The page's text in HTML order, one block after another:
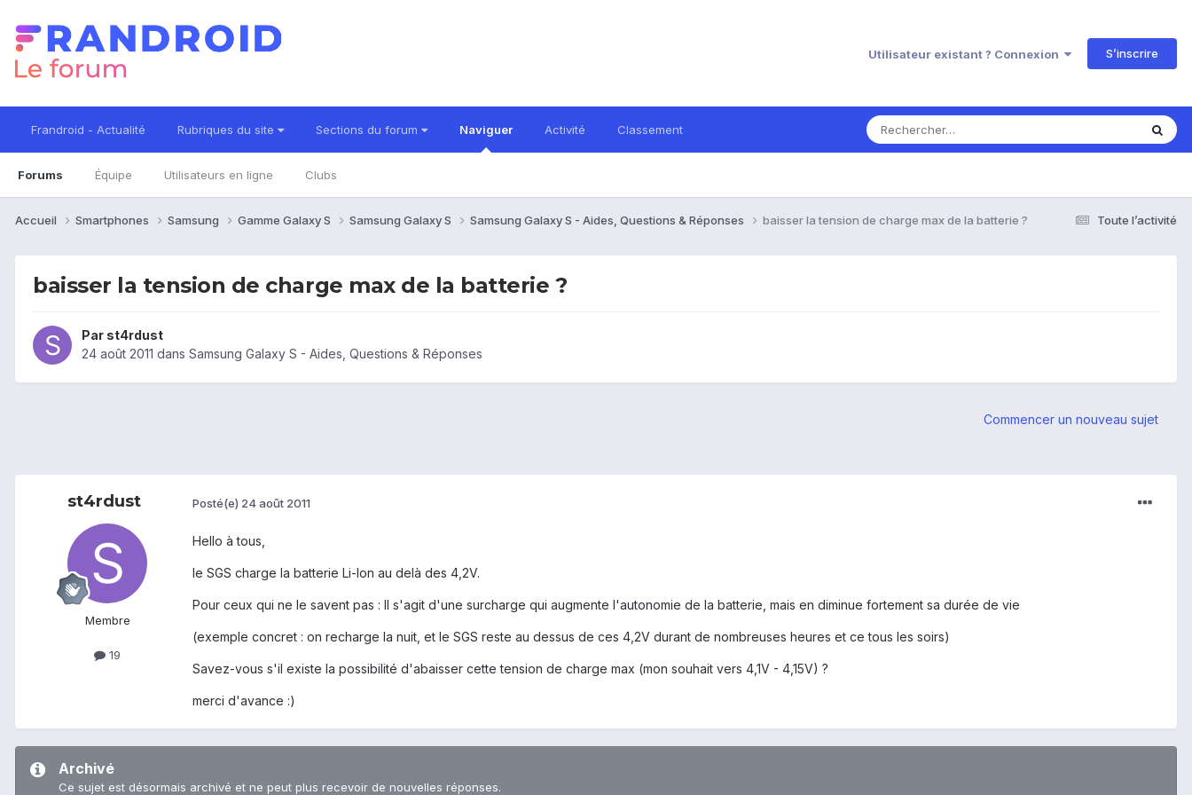
Utilisateur existant ? Connexion S’inscrire
Frandroid - Actualité Rubriques du site Sections du forum Naviguer
Forums Équipe Utilisateurs en ligne Clubs
Activité Classement
Toute l’activité
Accueil Smartphones Samsung Gamme Galaxy S Samsung Galaxy S Samsung Galaxy S - Aides, Questions & Réponses baisser la tension de charge max de la batterie ?
baisser la tension de charge max de la batterie ?
Par st4rdust
24 août 2011 dans Samsung Galaxy S - Aides, Questions & Réponses
Commencer un nouveau sujet
st4rdust
Membre
19
Posté(e) 24 août 2011
Hello à tous,
le SGS charge la batterie Li-Ion au delà des 4,2V.
Pour ceux qui ne le savent pas : Il s'agit d'une surcharge qui augmente l'autonomie de la batterie, mais en diminue fortement sa durée de vie
(exemple concret : on recharge la nuit, et le SGS reste au dessus de ces 4,2V durant de nombreuses heures et ce tous les soirs)
Savez-vous s'il existe la possibilité d'abaisser cette tension de charge max (mon souhait vers 4,1V - 4,15V) ?
merci d'avance :)
Archivé
Ce sujet est désormais archivé et ne peut plus recevoir de nouvelles réponses.